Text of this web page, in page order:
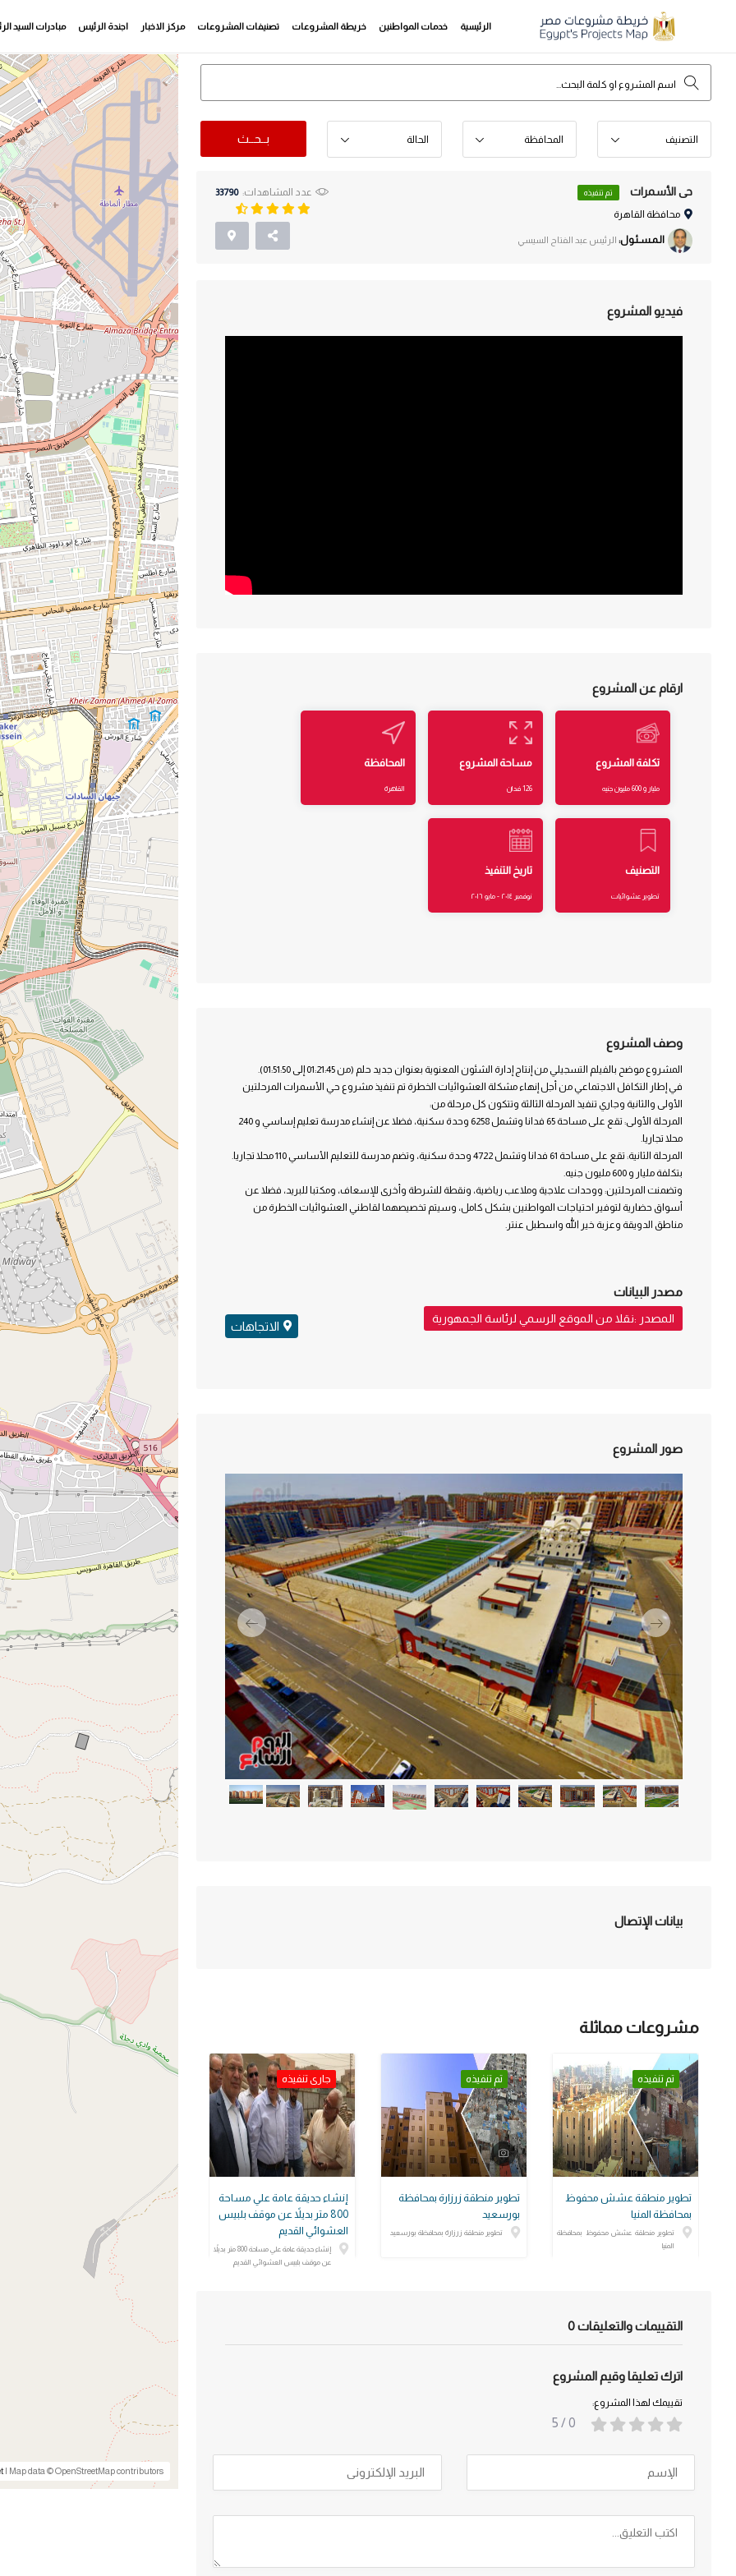
الرئيسية خدمات المواطنين خريطة المشروعات تصنيفات المشروعات مركز الاخبار اجندة الرئيس مبادرات السيد
| Map data © OpenStreetMap contributors
التصنيف المحافظة الحالة بــحــث
حى الأسمرات‎ تم تنفيذه
محافظة القاهرة
الـمـسـئـول: الرئيس عبد الفتاح السيسي
عدد المشاهدات: 33790
فيديو المشروع
ارقام عن المشروع
تكلفة المشروع
مليار و 600 مليون جنيه
مساحة المشروع
126 فدان
المحافظة
القاهرة
التصنيف
تطوير عشوائيات
تاريخ التنفيذ
نوفمبر ٢٠١٤ - مايو ٢٠١٦
وصف المشروع
المشروع موضح بالفيلم التسجيلي من إنتاج إدارة الشئون المعنوية بعنوان جديد حلم (من 01:21:45 إلى 01:51:50).
في إطار التكافل الاجتماعي من أجل إنهاء مشكلة العشوائيات الخطرة تم تنفيذ مشروع حي الأسمرات المرحلتين
الأولى والثانية وجاري تنفيذ المرحلة الثالثة وتتكون كل مرحلة من:
المرحلة الأولى: تقع على مساحة 65 فدانا وتشمل 6258 وحدة سكنية، فضلا عن إنشاء مدرسة تعليم إساسي و 240
محلا تجاريا.
المرحلة الثانية: تقع على مساحة 61 فدانا وتشمل 4722 وحدة سكنية، وتضم مدرسة للتعليم الأساسي 110 محلا تجاريا.
بتكلفة مليار و 600 مليون جنيه.
وتضمنت المرحلتين: ووحدات علاجية وملاعب رياضية، ونقطة للشرطة وأخرى للإسعاف، ومكتبا للبريد، فضلا عن
أسواق حضارية لتوفير احتياجات المواطنين بشكل كامل، وسيتم تخصيصهما لقاطني العشوائيات الخطرة من
مناطق الدويقة وعزبة خير الله واسطبل عنتر.
مصدر البيانات
المصدر :نقلا من الموقع الرسمي لرئاسة الجمهورية
الاتجاهات
صور المشروع
السابق التالي
بيانات الإتصال
مشروعات مماثلة
جارى تنفيذه
إنشاء حديقة عامة علي مساحة
800 متر بديلاً عن موقف بلبيس
العشوائي القديم
إنشاء حديقة عامة علي مساحة 800 متر بديلاً
عن موقف بلبيس العشوائي القديم
تم تنفيذه
تطوير منطقة زرزارة بمحافظة
بورسعيد
تطوير منطقة زرزارة بمحافظة بورسعيد
تم تنفيذه
تطوير منطقة عشش محفوظ
بمحافظة المنيا
تطوير منطقة عشش محفوظ بمحافظة
المنيا
التقييمات والتعليقات0
اترك تعليقا وقيم المشروع
تقييمك لهذا المشروع:
0
/ 5